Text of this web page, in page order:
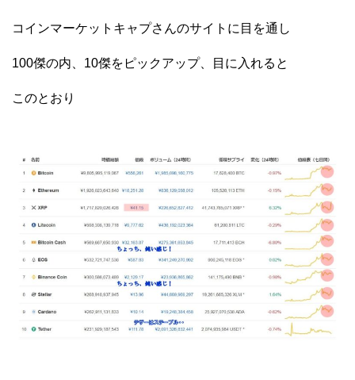
コインマーケットキャプさんのサイトに目を通し
100傑の内、10傑をピックアップ、目に入れると
このとおり